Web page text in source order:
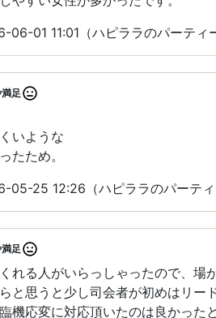
06-01 11:01（ハピララのパーティ
足
いような
たため。
05-25 12:26（ハピララのパーティ
足
れる人がいらっしゃったので、場
と思うと少し司会者が初めはリー
機応変に対応頂いたのは良かった